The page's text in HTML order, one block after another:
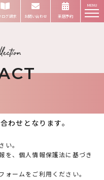
ログ請求 お問い合わせ 来店予約
MENU
わせとなります。
。
を、個人情報保護法に基づき
ォームをご利用ください。